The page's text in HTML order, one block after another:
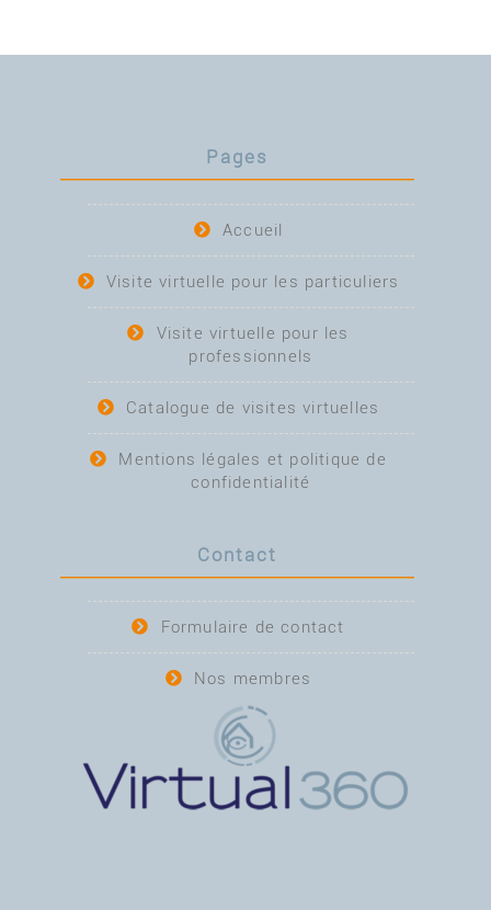
Pages
Accueil
Visite virtuelle pour les particuliers
Visite virtuelle pour les
professionnels
Catalogue de visites virtuelles
Mentions légales et politique de
confidentialité
Contact
Formulaire de contact
Nos membres